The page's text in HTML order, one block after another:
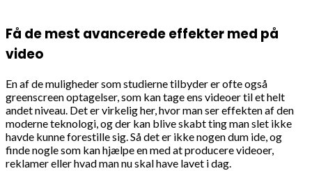
Få de mest avancerede effekter med på
video
En af de muligheder som studierne tilbyder er ofte også
greenscreen optagelser, som kan tage ens videoer til et helt
andet niveau. Det er virkelig her, hvor man ser effekten af den
moderne teknologi, og der kan blive skabt ting man slet ikke
havde kunne forestille sig. Så det er ikke nogen dum ide, og
finde nogle som kan hjælpe en med at producere videoer,
reklamer eller hvad man nu skal have lavet i dag.